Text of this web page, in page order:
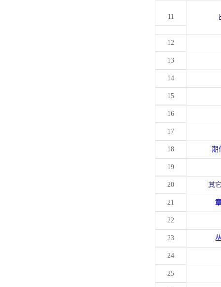
11
12
13
14
15
16
17
18 期
19
20 其
21
22
23
24
25